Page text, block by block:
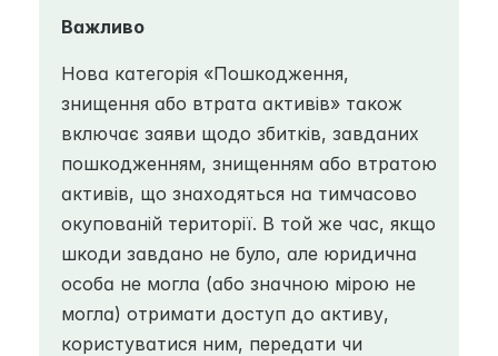
Важливо
Нова категорія «Пошкодження,
знищення або втрата активів» також
включає заяви щодо збитків, завданих
пошкодженням, знищенням або втратою
активів, що знаходяться на тимчасово
окупованій території. В той же час, якщо
шкоди завдано не було, але юридична
особа не могла (або значною мірою не
могла) отримати доступ до активу,
користуватися ним, передати чи